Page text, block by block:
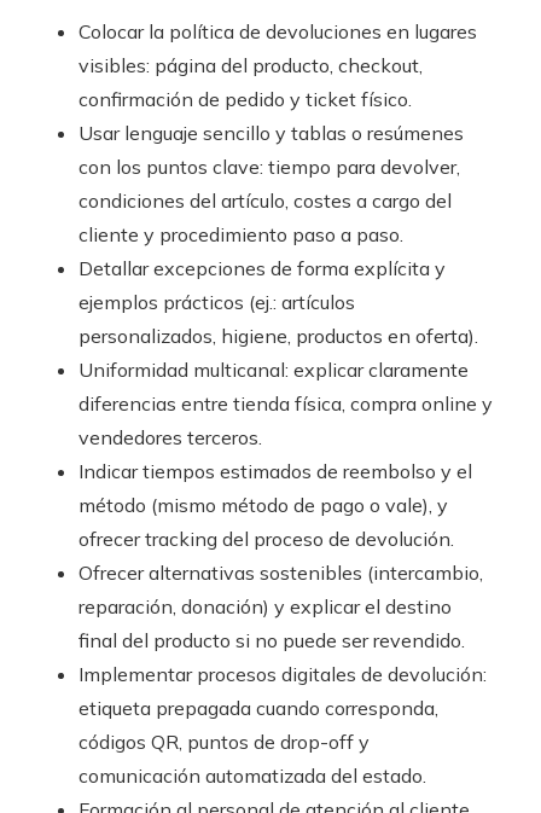
Colocar la política de devoluciones en lugares
visibles: página del producto, checkout,
confirmación de pedido y ticket físico.
Usar lenguaje sencillo y tablas o resúmenes
con los puntos clave: tiempo para devolver,
condiciones del artículo, costes a cargo del
cliente y procedimiento paso a paso.
Detallar excepciones de forma explícita y
ejemplos prácticos (ej.: artículos
personalizados, higiene, productos en oferta).
Uniformidad multicanal: explicar claramente
diferencias entre tienda física, compra online y
vendedores terceros.
Indicar tiempos estimados de reembolso y el
método (mismo método de pago o vale), y
ofrecer tracking del proceso de devolución.
Ofrecer alternativas sostenibles (intercambio,
reparación, donación) y explicar el destino
final del producto si no puede ser revendido.
Implementar procesos digitales de devolución:
etiqueta prepagada cuando corresponda,
códigos QR, puntos de drop-off y
comunicación automatizada del estado.